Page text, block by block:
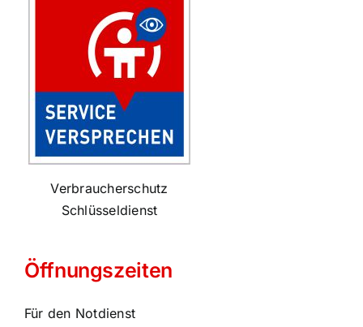
Verbraucherschutz
Schlüsseldienst
Öffnungszeiten
Für den Notdienst